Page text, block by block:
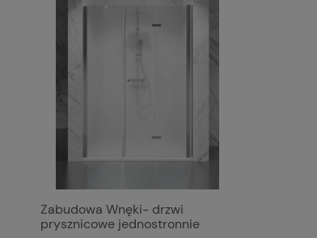
Zabudowa Wnęki- drzwi
prysznicowe jednostronnie